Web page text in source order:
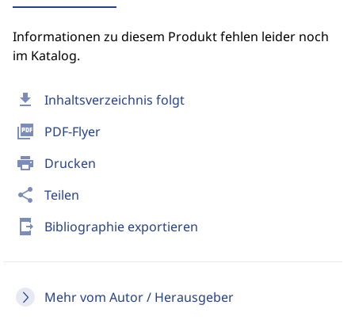
download Inhaltsverzeichnis folgt
picture_as_pdf PDF-Flyer
print Drucken
share Teilen
send_to_mobile Bibliographie exportieren
Mehr vom Autor / Herausgeber
Informationen zu diesem Produkt fehlen leider noch
im Katalog.